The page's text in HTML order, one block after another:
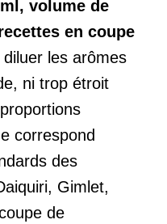
volume de
en coupe
les arômes
ni trop étroit
correspond
des
Gimlet,
de